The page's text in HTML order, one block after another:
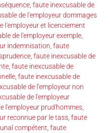
faute inexcusable de
de l'employeur dommages
l'employeur et licenciement
de l'employeur exemple
indemnisation faute
faute inexcusable de
faute inexcusable de
faute inexcusable de
de l'employeur non
de l'employeur
l'employeur prud'hommes
reconnue par le tass faute
compétent faute